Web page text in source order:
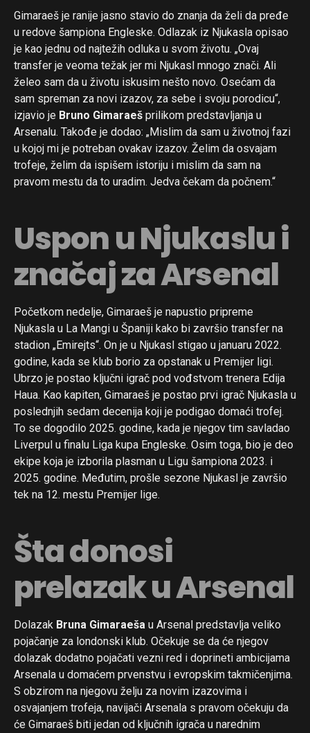
Gimaraeš je ranije jasno stavio do znanja da želi da pređe
u redove šampiona Engleske. Odlazak iz Njukasla opisao
je kao jednu od najtežih odluka u svom životu. „Ovaj
transfer je veoma težak jer mi Njukasl mnogo znači. Ali
želeo sam da u životu iskusim nešto novo. Osećam da
sam spreman za novi izazov, za sebe i svoju porodicu“,
izjavio je Bruno Gimaraeš prilikom predstavljanja u
Arsenalu. Takođe je dodao: „Mislim da sam u životnoj fazi
u kojoj mi je potreban ovakav izazov. Želim da osvajam
trofeje, želim da ispišem istoriju i mislim da sam na
pravom mestu da to uradim. Jedva čekam da počnem.“
Uspon u Njukaslu i
značaj za Arsenal
Početkom nedelje, Gimaraeš je napustio pripreme
Njukasla u La Mangi u Španiji kako bi završio transfer na
stadion „Emirejts“. On je u Njukasl stigao u januaru 2022.
godine, kada se klub borio za opstanak u Premijer ligi.
Ubrzo je postao ključni igrač pod vođstvom trenera Edija
Haua. Kao kapiten, Gimaraeš je postao prvi igrač Njukasla u
poslednjih sedam decenija koji je podigao domaći trofej.
To se dogodilo 2025. godine, kada je njegov tim savladao
Liverpul u finalu Liga kupa Engleske. Osim toga, bio je deo
ekipe koja je izborila plasman u Ligu šampiona 2023. i
2025. godine. Međutim, prošle sezone Njukasl je završio
tek na 12. mestu Premijer lige.
Šta donosi
prelazak u Arsenal
Dolazak Bruna Gimaraeša u Arsenal predstavlja veliko
pojačanje za londonski klub. Očekuje se da će njegov
dolazak dodatno pojačati vezni red i doprineti ambicijama
Arsenala u domaćem prvenstvu i evropskim takmičenjima.
S obzirom na njegovu želju za novim izazovima i
osvajanjem trofeja, navijači Arsenala s pravom očekuju da
će Gimaraeš biti jedan od ključnih igrača u narednim